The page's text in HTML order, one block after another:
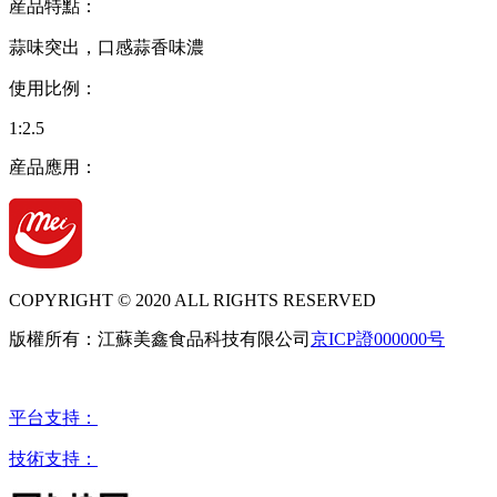
産品特點：
蒜味突出，口感蒜香味濃
使用比例：
1:2.5
産品應用：
COPYRIGHT © 2020 ALL RIGHTS RESERVED
版權所有：江蘇美鑫食品科技有限公司 京ICP證000000号
平台支持：
技術支持：